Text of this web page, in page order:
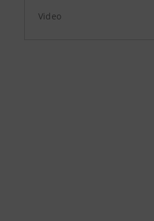
Video